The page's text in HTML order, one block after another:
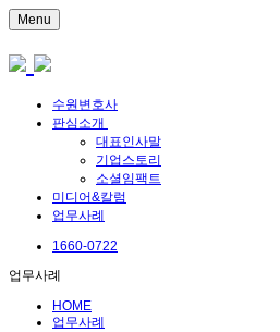
Menu
수원변호사
판심소개
대표인사말
기업스토리
소셜임팩트
미디어&칼럼
업무사례
1660-0722
업무사례
HOME
업무사례